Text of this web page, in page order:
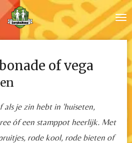
of vega
je zin hebt in 'huiseten,
óf een stamppot heerlijk. Met
rode kool, rode bieten of